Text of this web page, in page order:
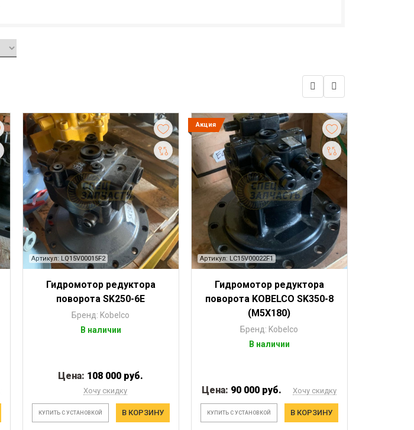
Артикул: LQ15V00015F2
Гидромотор редуктора
поворота SK250-6E
Бренд: Kobelco
В наличии
Цена: 108 000 руб.
Хочу скидку
КУПИТЬ С УСТАНОВКОЙ В КОРЗИНУ
Акция
Артикул: LC15V00022F1
Гидромотор редуктора
поворота KOBELCO SK350-8
(M5X180)
Бренд: Kobelco
В наличии
Цена: 90 000 руб. Хочу скидку
КУПИТЬ С УСТАНОВКОЙ В КОРЗИНУ